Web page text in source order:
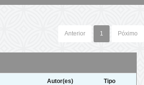
Anterior 1 Póximo
Autor(es) Tipo